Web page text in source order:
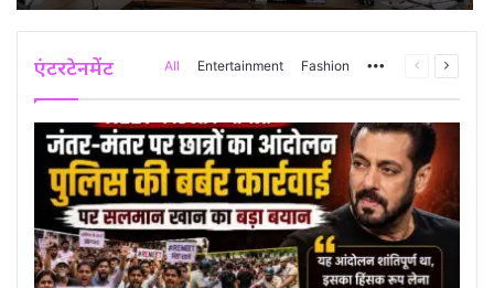
एंटरटेनमेंट All Entertainment Fashion MorePrevious
Next